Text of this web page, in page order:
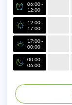
06:00 -
12:00
12:00 -
17:00
17:00 -
00:00
00:00 -
06:00